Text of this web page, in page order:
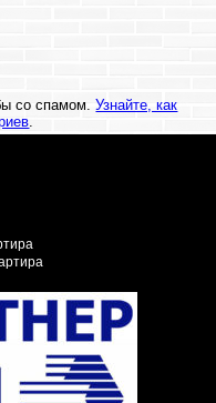
со спамом.Узнайте, как